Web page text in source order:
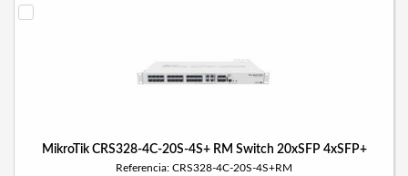
MikroTik CRS328-4C-20S-4S+ RM Switch 20xSFP 4xSFP+
Referencia: CRS328-4C-20S-4S+RM